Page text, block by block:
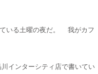
いる土曜の夜だ。 我がカフ
インターシティ店で書いてい